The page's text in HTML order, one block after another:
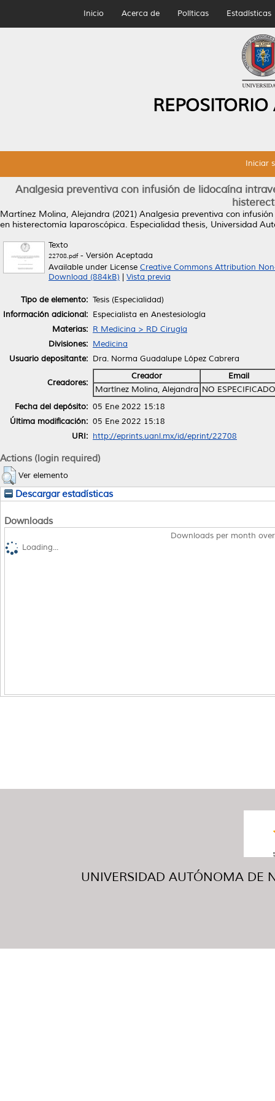
Inicio Acerca de Políticas Estadísticas
Iniciar
Analgesia preventiva con infusión de lidocaína
Martínez Molina, Alejandra (2021) Analgesia preventiva con
en histerectomía laparoscópica. Especialidad thesis, Universidad
Texto
22708.pdf- Versión Aceptada
Available under License Creative Commons Attribution
Download (884kB)
Vista previa
Tipo de elemento: Tesis (Especialidad)
Información adicional: Especialista en Anestesiología
Materias: R Medicina > RD Cirugía
Divisiones: Medicina
Usuario depositante: Dra. Norma Guadalupe López Cabrera
Creadores:
Creador
Email
Martínez Molina, Alejandra NO ESPECIFICADO
Fecha del depósito: 05 Ene 2022 15:18
Última modificación: 05 Ene 2022 15:18
URI: http://eprints.uanl.mx/id/eprint/22708
Actions (login required)
Ver elemento
Descargar estadísticas
Downloads
Downloads per month
Loading...
UNIVERSIDAD AUTÓNOMA DE